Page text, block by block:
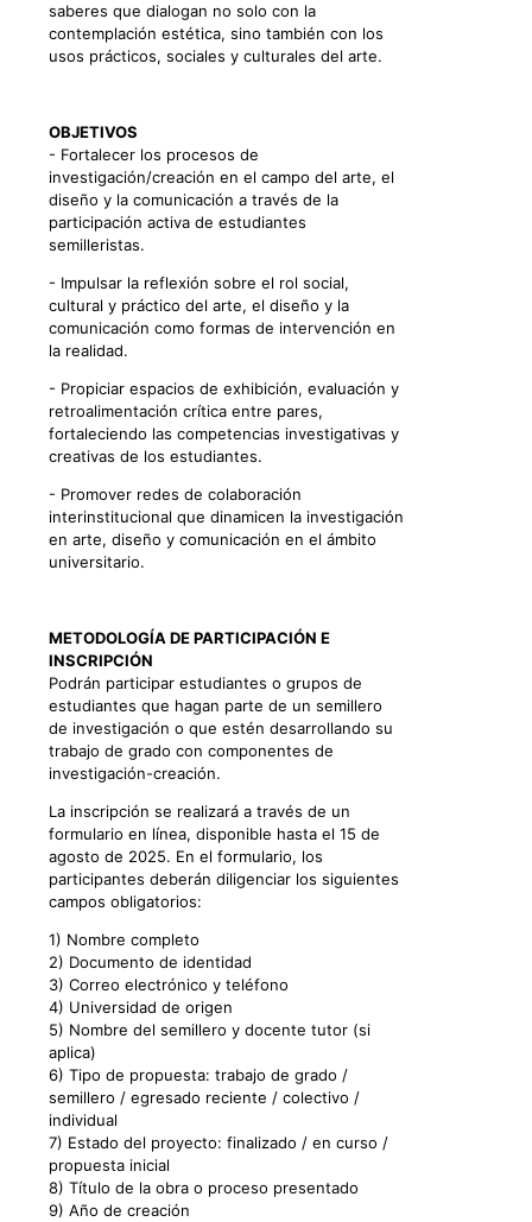
saberes que dialogan no solo con la
contemplación estética, sino también con los
usos prácticos, sociales y culturales del arte.
OBJETIVOS
- Fortalecer los procesos de
investigación/creación en el campo del arte, el
diseño y la comunicación a través de la
participación activa de estudiantes
semilleristas.
- Impulsar la reflexión sobre el rol social,
cultural y práctico del arte, el diseño y la
comunicación como formas de intervención en
la realidad.
- Propiciar espacios de exhibición, evaluación y
retroalimentación crítica entre pares,
fortaleciendo las competencias investigativas y
creativas de los estudiantes.
- Promover redes de colaboración
interinstitucional que dinamicen la investigación
en arte, diseño y comunicación en el ámbito
universitario.
METODOLOGÍA DE PARTICIPACIÓN E
INSCRIPCIÓN
Podrán participar estudiantes o grupos de
estudiantes que hagan parte de un semillero
de investigación o que estén desarrollando su
trabajo de grado con componentes de
investigación-creación.
La inscripción se realizará a través de un
formulario en línea, disponible hasta el 15 de
agosto de 2025. En el formulario, los
participantes deberán diligenciar los siguientes
campos obligatorios:
1) Nombre completo
2) Documento de identidad
3) Correo electrónico y teléfono
4) Universidad de origen
5) Nombre del semillero y docente tutor (si
aplica)
6) Tipo de propuesta: trabajo de grado /
semillero / egresado reciente / colectivo /
individual
7) Estado del proyecto: finalizado / en curso /
propuesta inicial
8) Título de la obra o proceso presentado
9) Año de creación